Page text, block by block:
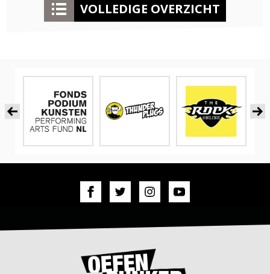
VOLLEDIGE OVERZICHT